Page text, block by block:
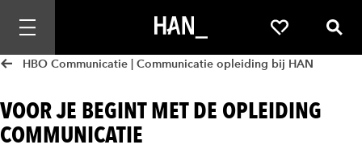
Mobiele navigatie openen Favorieten
HBO Communicatie | Communicatie opleiding bij HAN
VOOR JE BEGINT MET DE OPLEIDING
COMMUNICATIE